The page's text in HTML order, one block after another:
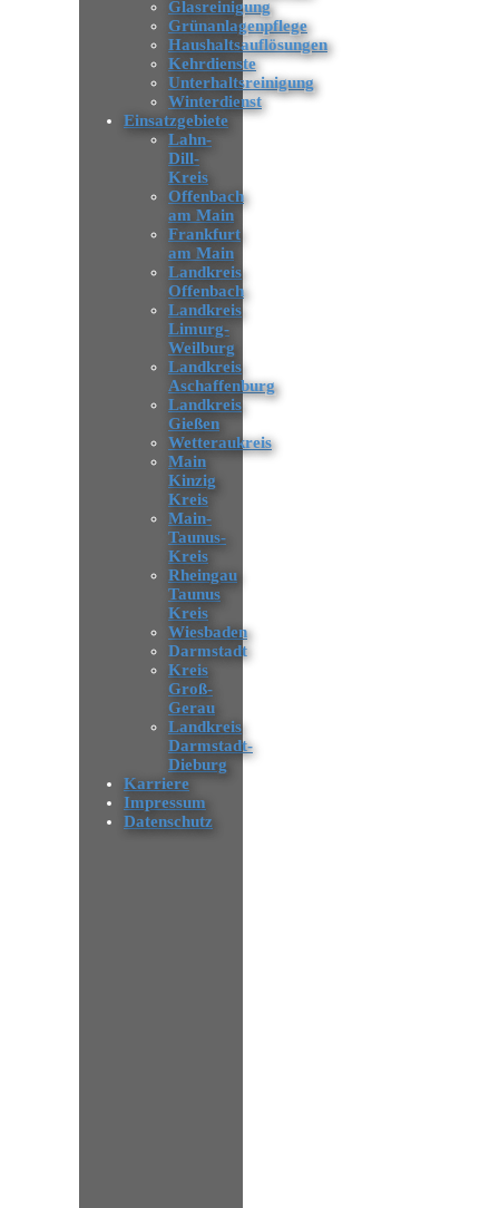
Glasreinigung
Grünanlagenpflege
Haushaltsauflösungen
Kehrdienste
Unterhaltsreinigung
Winterdienst
Einsatzgebiete
Lahn-
Dill-
Kreis
Offenbach
am Main
Frankfurt
am Main
Landkreis
Offenbach
Landkreis
Limurg-
Weilburg
Landkreis
Aschaffenburg
Landkreis
Gießen
Wetteraukreis
Main
Kinzig
Kreis
Main-
Taunus-
Kreis
Rheingau
Taunus
Kreis
Wiesbaden
Darmstadt
Kreis
Groß-
Gerau
Landkreis
Darmstadt-
Dieburg
Karriere
Impressum
Datenschutz